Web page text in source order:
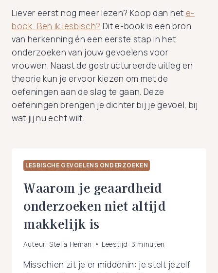
Liever eerst nog meer lezen? Koop dan het e-
book: Ben ik lesbisch? Dit e-book is een bron
van herkenning én een eerste stap in het
onderzoeken van jouw gevoelens voor
vrouwen. Naast de gestructureerde uitleg en
theorie kun je ervoor kiezen om met de
oefeningen aan de slag te gaan. Deze
oefeningen brengen je dichter bij je gevoel, bij
wat jij nu echt wilt.
LESBISCHE GEVOELENS ONDERZOEKEN
Waarom je geaardheid
onderzoeken niet altijd
makkelijk is
Auteur: Stella Heman Leestijd: 3 minuten
Misschien zit je er middenin: je stelt jezelf